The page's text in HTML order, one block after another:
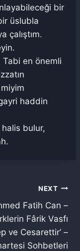
bir
üslubla
çalıştım.
Tabi en önemli
haddin
bulur,
NEXT
Fatih Can –
Fârik Vasfı
ve Cesarettir’ –
Sohbetleri